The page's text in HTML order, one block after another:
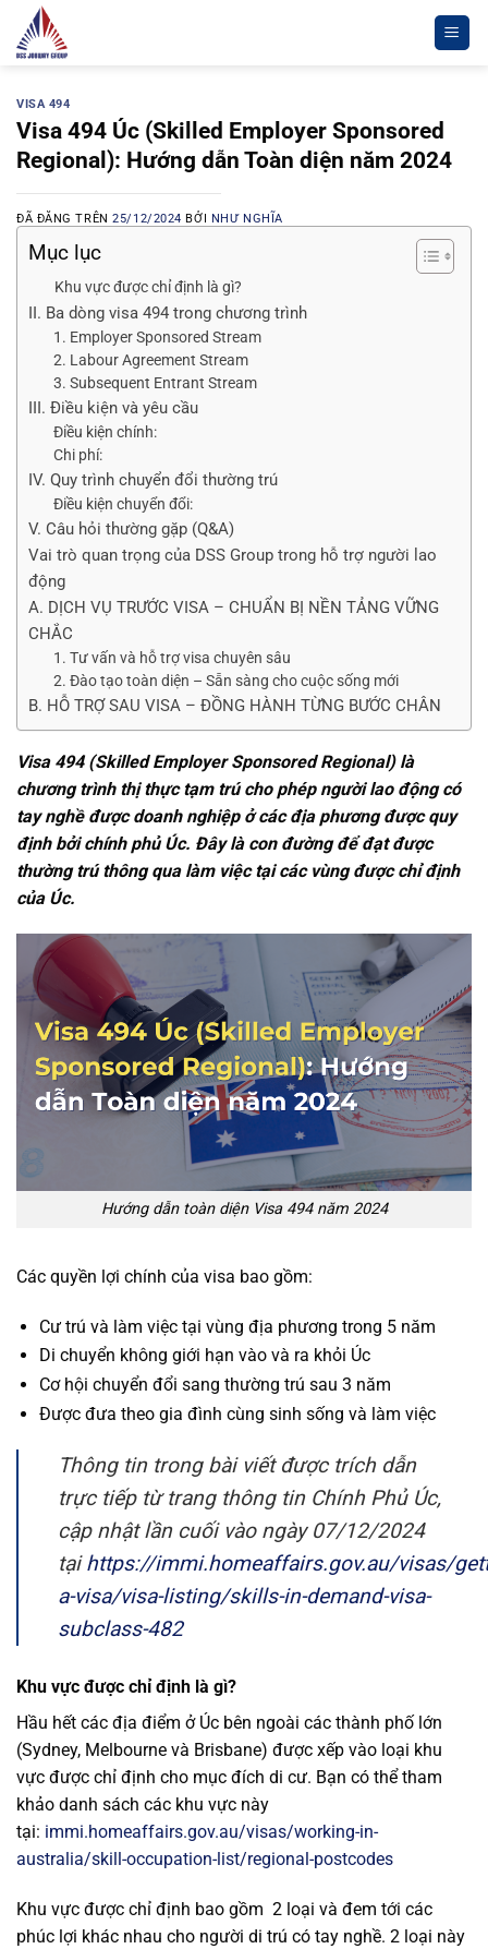
Chuyển
đến
dungVISA 494
Visa 494 Úc (Skilled Employer Sponsored
Regional): Hướng dẫn Toàn diện năm 2024
ĐÃ ĐĂNG TRÊN25/12/2024 BỞI NHƯ NGHĨA
Mục lục
Khu vực được chỉ định là gì?
II. Ba dòng visa 494 trong chương trình
1. Employer Sponsored Stream
2. Labour Agreement Stream
3. Subsequent Entrant Stream
III. Điều kiện và yêu cầu
Điều kiện chính:
Chi phí:
IV. Quy trình chuyển đổi thường trú
Điều kiện chuyển đổi:
V. Câu hỏi thường gặp (Q&A)
Vai trò quan trọng của DSS Group trong hỗ trợ người lao
động
A. DỊCH VỤ TRƯỚC VISA – CHUẨN BỊ NỀN TẢNG VỮNG
CHẮC
1. Tư vấn và hỗ trợ visa chuyên sâu
2. Đào tạo toàn diện – Sẵn sàng cho cuộc sống mới
B. HỖ TRỢ SAU VISA – ĐỒNG HÀNH TỪNG BƯỚC CHÂN
Visa 494 (Skilled Employer Sponsored Regional) là
chương trình thị thực tạm trú cho phép người lao động có
tay nghề được doanh nghiệp ở các địa phương được quy
định bởi chính phủ Úc. Đây là con đường để đạt được
thường trú thông qua làm việc tại các vùng được chỉ định
của Úc.
Hướng dẫn toàn diện Visa 494 năm 2024
Các quyền lợi chính của visa bao gồm:
Cư trú và làm việc tại vùng địa phương trong 5 năm
Di chuyển không giới hạn vào và ra khỏi Úc
Cơ hội chuyển đổi sang thường trú sau 3 năm
Được đưa theo gia đình cùng sinh sống và làm việc
Thông tin trong bài viết được trích dẫn
trực tiếp từ trang thông tin Chính Phủ Úc,
cập nhật lần cuối vào ngày 07/12/2024
tạihttps://immi.homeaffairs.gov.au/visas/
a-visa/visa-listing/skills-in-demand-visa-
subclass-482
Khu vực được chỉ định là gì?
Hầu hết các địa điểm ở Úc bên ngoài các thành phố lớn
(Sydney, Melbourne và Brisbane) được xếp vào loại khu
vực được chỉ định cho mục đích di cư. Bạn có thể tham
khảo danh sách các khu vực này
tại: immi.homeaffairs.gov.au/visas/working-in-
australia/skill-occupation-list/regional-postcodes
Khu vực được chỉ định bao gồm 2 loại và đem tới các
phúc lợi khác nhau cho người di trú có tay nghề. 2 loại này